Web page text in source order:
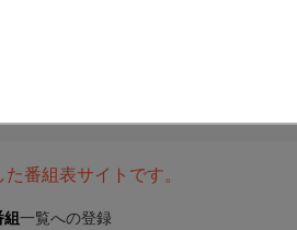
番組表サイトです。
一覧への登録